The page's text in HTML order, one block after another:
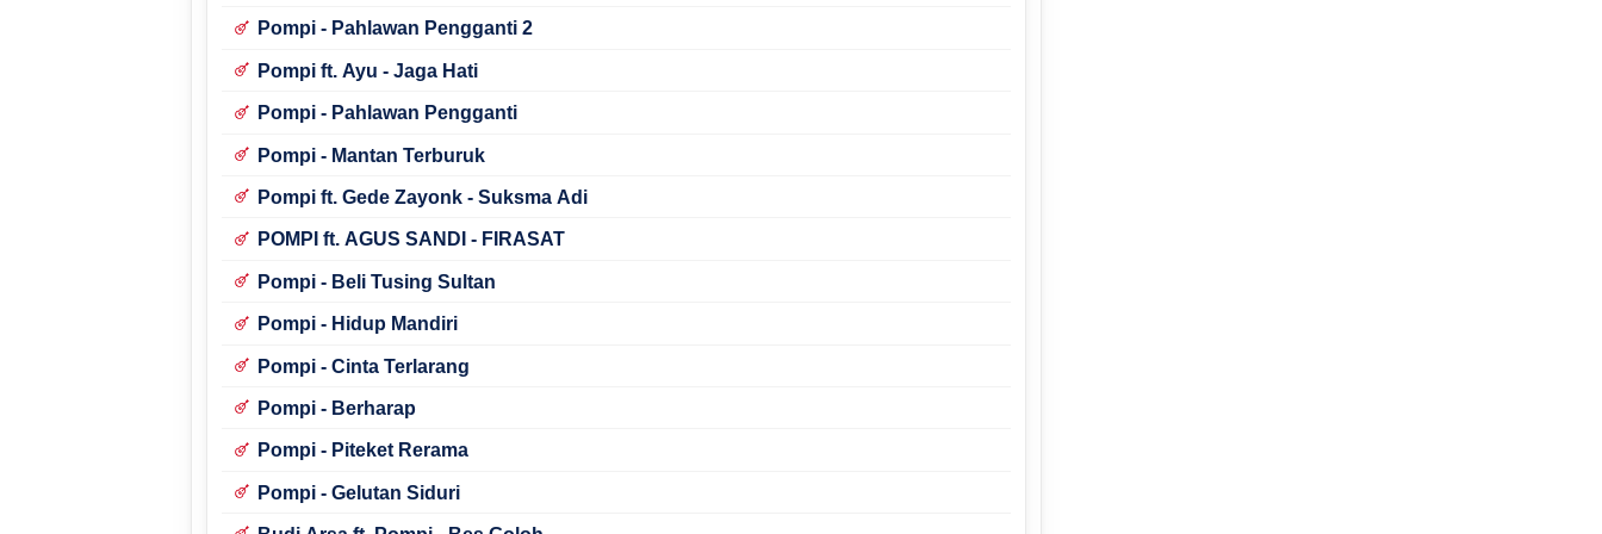
Pompi - Pahlawan Pengganti 2
Pompi ft. Ayu - Jaga Hati
Pompi - Pahlawan Pengganti
Pompi - Mantan Terburuk
Pompi ft. Gede Zayonk - Suksma Adi
POMPI ft. AGUS SANDI - FIRASAT
Pompi - Beli Tusing Sultan
Pompi - Hidup Mandiri
Pompi - Cinta Terlarang
Pompi - Berharap
Pompi - Piteket Rerama
Pompi - Gelutan Siduri